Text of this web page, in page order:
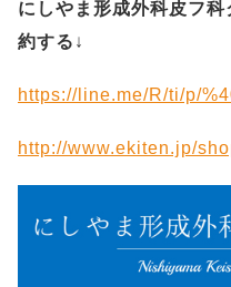
にしやま形成外科皮フ
約する ↓
https://line.me/R/ti/p/
http://www.ekiten.jp/